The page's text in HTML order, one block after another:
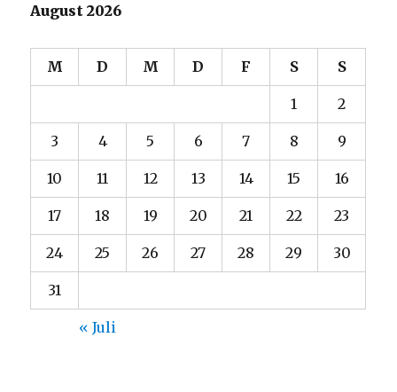
August 2026
M D M D F S S
1 2
3 4 5 6 7 8 9
10 11 12 13 14 15 16
17 18 19 20 21 22 23
24 25 26 27 28 29 30
31
« Juli